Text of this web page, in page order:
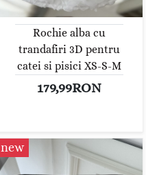
Rochie alba cu
trandafiri 3D pentru
catei si pisici XS-S-M
179,99RON
new